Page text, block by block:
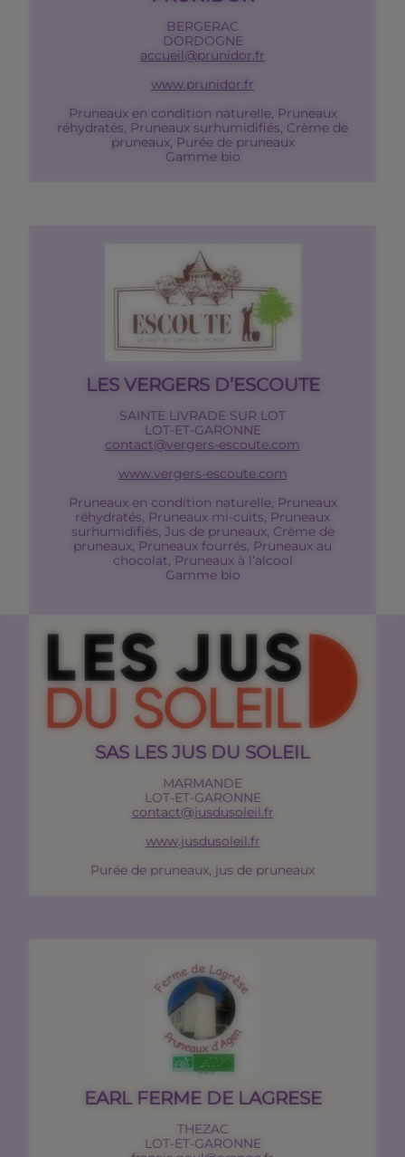
BERGERAC
DORDOGNE
accueil@prunidor.fr
www.prunidor.fr
Pruneaux en condition naturelle, Pruneaux
réhydratés, Pruneaux surhumidifiés, Crème de
pruneaux, Purée de pruneaux
Gamme bio
LES VERGERS D’ESCOUTE
SAINTE LIVRADE SUR LOT
LOT-ET-GARONNE
contact@vergers-escoute.com
www.vergers-escoute.com
Pruneaux en condition naturelle, Pruneaux
réhydratés, Pruneaux mi-cuits, Pruneaux
surhumidifiés, Jus de pruneaux, Crème de
pruneaux, Pruneaux fourrés, Pruneaux au
chocolat, Pruneaux à l’alcool
Gamme bio
SAS LES JUS DU SOLEIL
MARMANDE
LOT-ET-GARONNE
contact@jusdusoleil.fr
www.jusdusoleil.fr
Purée de pruneaux, jus de pruneaux
EARL FERME DE LAGRESE
THEZAC
LOT-ET-GARONNE